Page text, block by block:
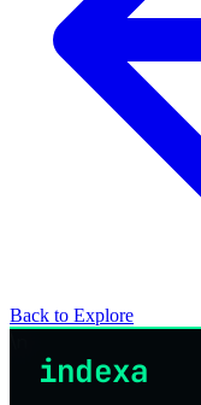
Back to Explore